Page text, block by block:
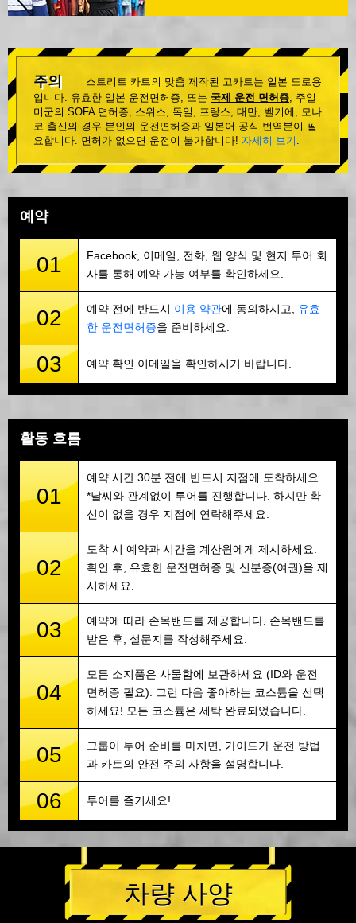
주의
스트리트 카트의 맞춤 제작된 고카트는 일본 도로용
입니다. 유효한 일본 운전면허증, 또는 국제 운전 면허증 , 주일
미군의 SOFA 면허증, 스위스, 독일, 프랑스, 대만, 벨기에, 모나
코 출신의 경우 본인의 운전면허증과 일본어 공식 번역본이 필
요합니다. 면허가 없으면 운전이 불가합니다! 자세히 보기
예약
01
Facebook, 이메일, 전화, 웹 양식 및 현지 투어 회
사를 통해 예약 가능 여부를 확인하세요.
02 예약 전에 반드시 이용 약관에 동의하시고, 유효
한 운전면허증을 준비하세요.
03 예약 확인 이메일을 확인하시기 바랍니다.
활동 흐름
01
예약 시간 30분 전에 반드시 지점에 도착하세요.
*날씨와 관계없이 투어를 진행합니다. 하지만 확
신이 없을 경우 지점에 연락해주세요.
02
도착 시 예약과 시간을 계산원에게 제시하세요.
확인 후, 유효한 운전면허증 및 신분증(여권)을 제
시하세요.
03
예약에 따라 손목밴드를 제공합니다. 손목밴드를
받은 후, 설문지를 작성해주세요.
04
모든 소지품은 사물함에 보관하세요 (ID와 운전
면허증 필요). 그런 다음 좋아하는 코스튬을 선택
하세요! 모든 코스튬은 세탁 완료되었습니다.
05
그룹이 투어 준비를 마치면, 가이드가 운전 방법
과 카트의 안전 주의 사항을 설명합니다.
06 투어를 즐기세요!
차량 사양